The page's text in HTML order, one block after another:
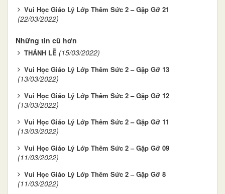
Vui Học Giáo Lý Lớp Thêm Sức 2 – Gặp Gỡ 21
(22/03/2022)
Những tin cũ hơn
THÁNH LỄ (15/03/2022)
Vui Học Giáo Lý Lớp Thêm Sức 2 – Gặp Gỡ 13
(13/03/2022)
Vui Học Giáo Lý Lớp Thêm Sức 2 – Gặp Gỡ 12
(13/03/2022)
Vui Học Giáo Lý Lớp Thêm Sức 2 – Gặp Gỡ 11
(13/03/2022)
Vui Học Giáo Lý Lớp Thêm Sức 2 – Gặp Gỡ 09
(11/03/2022)
Vui Học Giáo Lý Lớp Thêm Sức 2 – Gặp Gỡ 8
(11/03/2022)